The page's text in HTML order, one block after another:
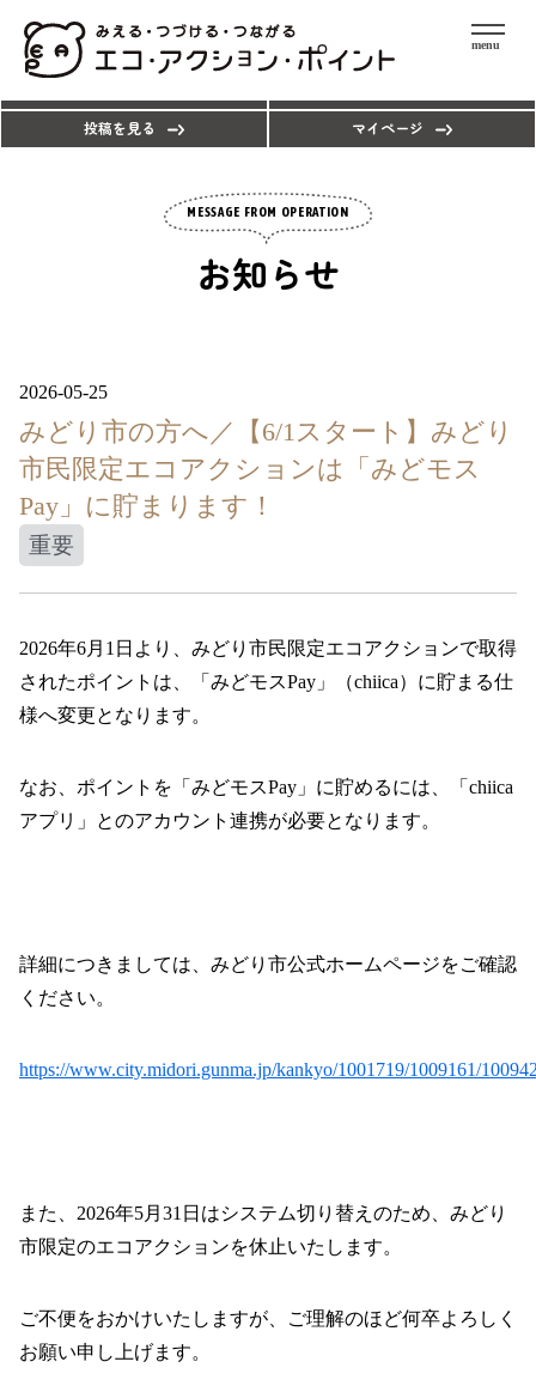
menu
投稿を見る
マイページ
MESSAGE FROM OPERATION
お知らせ
2026-05-25
みどり市の方へ／【6/1スタート】みどり
市民限定エコアクションは「みどモス
Pay」に貯まります！
重要
2026年6月1日より、みどり市民限定エコアクションで取得
されたポイントは、「みどモスPay」（chiica）に貯まる仕
様へ変更となります。
なお、ポイントを「みどモスPay」に貯めるには、「chiica
アプリ」とのアカウント連携が必要となります。
詳細につきましては、みどり市公式ホームページをご確認
ください。
https://www.city.midori.gunma.jp/kankyo/1001719/1009161/
また、2026年5月31日はシステム切り替えのため、みどり
市限定のエコアクションを休止いたします。
ご不便をおかけいたしますが、ご理解のほど何卒よろしく
お願い申し上げます。